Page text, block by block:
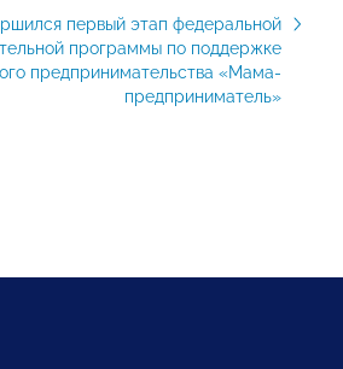
первый этап федеральной
программы по поддержке
предпринимательства «Мама-
предприниматель»